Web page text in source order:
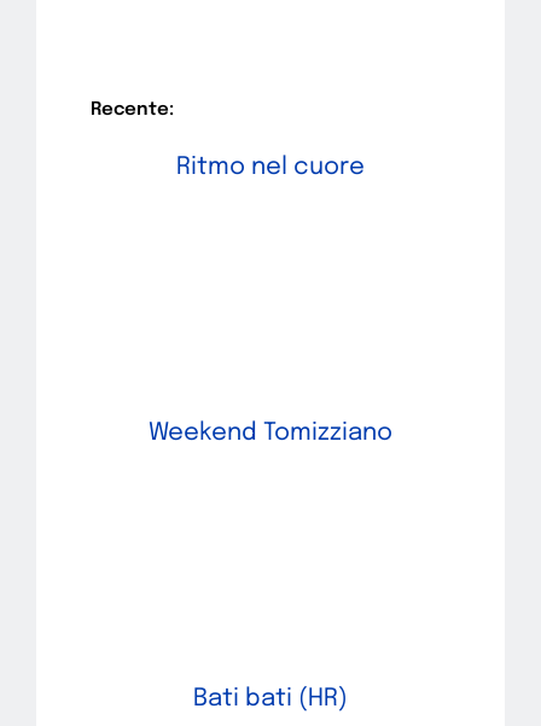
Recente:
Ritmo nel cuore
Weekend Tomizziano
Bati bati (HR)